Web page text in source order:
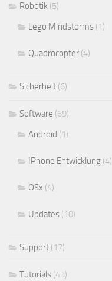
Robotik (5)
Lego Mindstorms (1)
Quadrocopter (4)
Sicherheit (6)
Software (69)
Android (1)
IPhone Entwicklung (4)
OSx (4)
Updates (10)
Support (17)
Tutorials (43)